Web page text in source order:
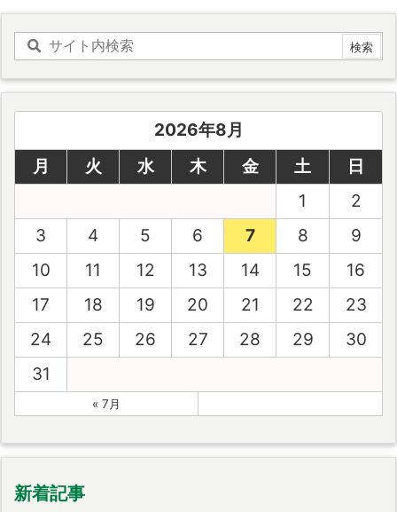
2026年8月
月
火 水 木 金 土
日
1
2
3
4 5 6 7 8
9
10
11 12 13 14 15
16
17
18 19 20 21 22
23
24
25 26 27 28 29
30
31
« 7月
新着記事